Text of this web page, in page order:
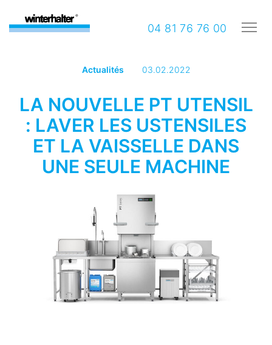
04 81 76 76 00
Actualités 03.02.2022
LA NOUVELLE PT UTENSIL
: LAVER LES USTENSILES
ET LA VAISSELLE DANS
UNE SEULE MACHINE